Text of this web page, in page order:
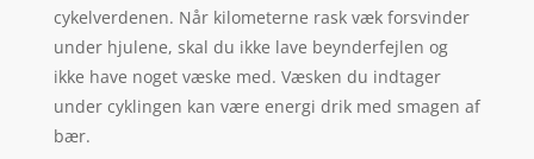
cykelverdenen. Når kilometerne rask væk forsvinder
under hjulene, skal du ikke lave beynderfejlen og
ikke have noget væske med. Væsken du indtager
under cyklingen kan være energi drik med smagen af
bær.